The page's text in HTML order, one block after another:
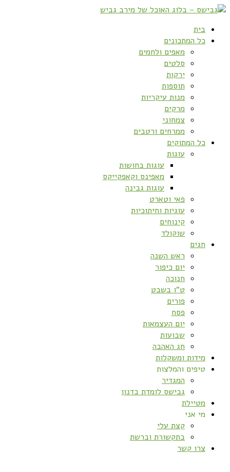
בית
כל המתכונים
מאפים ולחמים
סלטים
ירקות
תוספות
מנות עיקריות
מרקים
צמחוני
ממרחים ורטבים
כל המתוקים
עוגות
עוגות בחושות
מאפינס וקאפקייקס
עוגות גבינה
פאי וטארט
עוגיות וחיתוכיות
קינוחים
שוקולד
חגים
ראש השנה
יום כיפור
חנוכה
ט”ו בשבט
פורים
פסח
יום העצמאות
שבועות
חג האהבה
מידות ומשקלות
טיפים והמלצות
המגדיר
גבישס לומדת בדנון
מטיילת
מי אני
קצת עלי
בתקשורת וברשת
צרו קשר